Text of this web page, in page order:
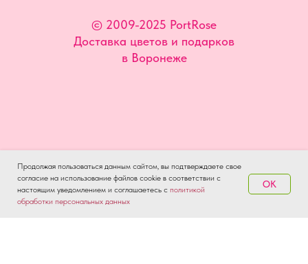
Продолжая пользоваться данным сайтом, вы подтверждаете свое
согласие на использование файлов cookie в соответствии с
настоящим уведомлением и соглашаетесь с политикой
обработки персональных данных
OK
© 2009-2025 PortRose
Доставка цветов и подарков
в Воронеже